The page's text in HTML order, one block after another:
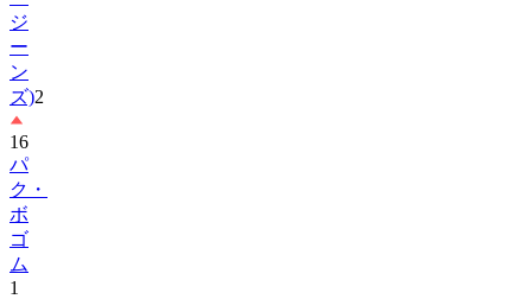
ジ
ー
ン
ズ)2
16
パ
ク・
ボ
ゴ
ム
1